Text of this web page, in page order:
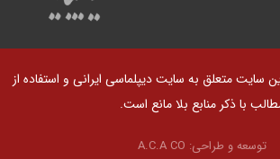
سایت متعلق به سایت دیپلماسی ایرانی و استفاده از
با ذکر منابع بلا مانع است.
توسعه و طراحی: A.C.A CO